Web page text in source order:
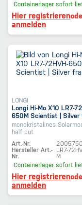
Containerlager sofort
Hier registrieren
anmelden
LONGI
Longi Hi-Mo X10 LR7-
650M Scientist | Silver
monokristalines
half cut
Art.-Nr.
Hersteller Art.-
Nr.
LR7-
M
Containerlager sofort
Hier registrieren
anmelden